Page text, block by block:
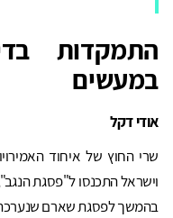
התמקדות
במעשים
אודי דקל
שרי החוץ של איחוד
וישראל התכנסו ל"פסגת
בהמשך לפסגת שארם